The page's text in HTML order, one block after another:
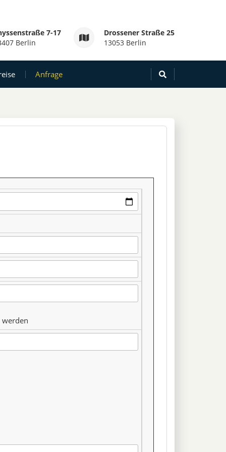
7-17
Berlin
Drossener Straße 25
13053 Berlin
Anfrage